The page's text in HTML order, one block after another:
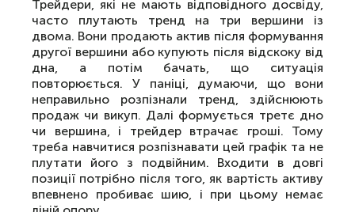
Трейдери, які не мають відповідного досвіду,
часто плутають тренд на три вершини із
двома. Вони продають актив після формування
другої вершини або купують після відскоку від
дна, а потім бачать, що ситуація
повторюється. У паніці, думаючи, що вони
неправильно розпізнали тренд, здійснюють
продаж чи викуп. Далі формується третє дно
чи вершина, і трейдер втрачає гроші. Тому
треба навчитися розпізнавати цей графік та не
плутати його з подвійним. Входити в довгі
позиції потрібно після того, як вартість активу
впевнено пробиває шию, і при цьому немає